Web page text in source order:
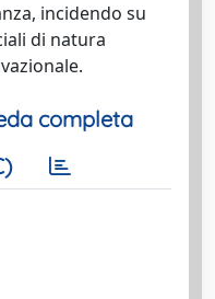
incidendo su
di natura
completa